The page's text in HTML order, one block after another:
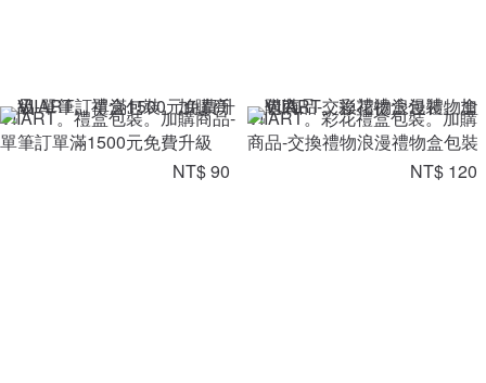
VIIART。禮盒包裝。加購商品-
單筆訂單滿1500元免費升級
NT$ 90
VIIART。彩花禮盒包裝。加購
商品-交換禮物浪漫禮物盒包裝
NT$ 120